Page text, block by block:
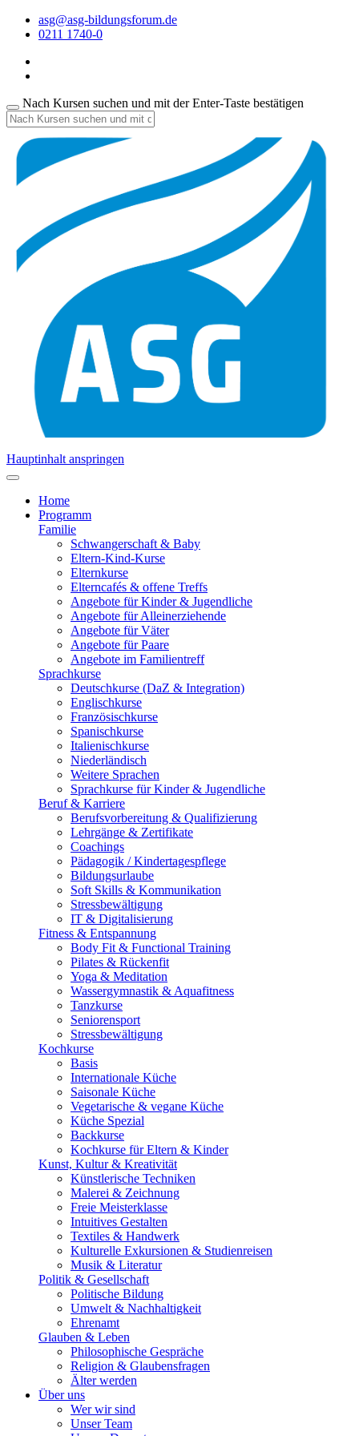
asg@asg-bildungsforum.de
0211 1740-0
Nach Kursen suchen und mit der Enter-Taste bestätigen
Hauptinhalt anspringen
Home
Programm
Familie
Schwangerschaft & Baby
Eltern-Kind-Kurse
Elternkurse
Elterncafés & offene Treffs
Angebote für Kinder & Jugendliche
Angebote für Alleinerziehende
Angebote für Väter
Angebote für Paare
Angebote im Familientreff
Sprachkurse
Deutschkurse (DaZ & Integration)
Englischkurse
Französischkurse
Spanischkurse
Italienischkurse
Niederländisch
Weitere Sprachen
Sprachkurse für Kinder & Jugendliche
Beruf & Karriere
Berufsvorbereitung & Qualifizierung
Lehrgänge & Zertifikate
Coachings
Pädagogik / Kindertagespflege
Bildungsurlaube
Soft Skills & Kommunikation
Stressbewältigung
IT & Digitalisierung
Fitness & Entspannung
Body Fit & Functional Training
Pilates & Rückenfit
Yoga & Meditation
Wassergymnastik & Aquafitness
Tanzkurse
Seniorensport
Stressbewältigung
Kochkurse
Basis
Internationale Küche
Saisonale Küche
Vegetarische & vegane Küche
Küche Spezial
Backkurse
Kochkurse für Eltern & Kinder
Kunst, Kultur & Kreativität
Künstlerische Techniken
Malerei & Zeichnung
Freie Meisterklasse
Intuitives Gestalten
Textiles & Handwerk
Kulturelle Exkursionen & Studienreisen
Musik & Literatur
Politik & Gesellschaft
Politische Bildung
Umwelt & Nachhaltigkeit
Ehrenamt
Glauben & Leben
Philosophische Gespräche
Religion & Glaubensfragen
Älter werden
Über uns
Wer wir sind
Unser Team